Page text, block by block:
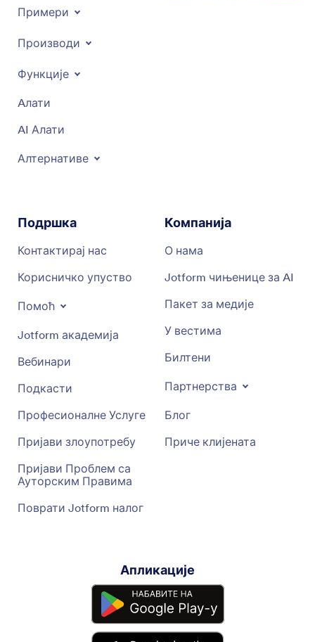
Примери
Производи
Функције
Aлати
AI Алати
Алтернативе
Подршка
Контактирај нас
Корисничко упуство
Помоћ
Jotform академија
Вебинари
Подкасти
Професионалне Услуге
Пријави злоупотребу
Пријави Проблем са
Ауторским Правима
Поврати Jotform налог
Компанија
О нама
Jotform чињенице за AI
Пакет за медије
У вестима
Билтени
Партнерства
Блог
Приче клијената
Апликације